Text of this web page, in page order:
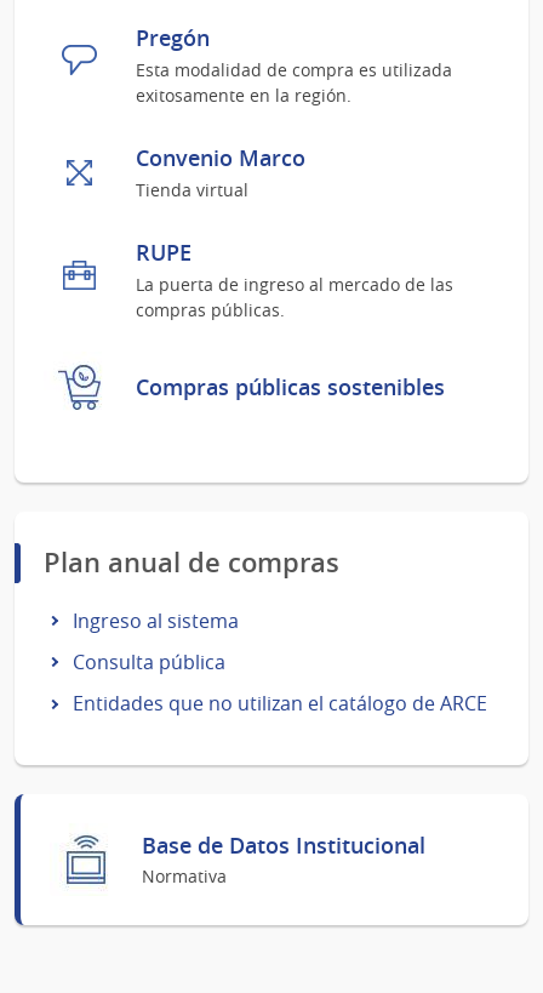
Pregón
Esta modalidad de compra es utilizada
exitosamente en la región.
Convenio Marco
Tienda virtual
RUPE
La puerta de ingreso al mercado de las
compras públicas.
Compras públicas sostenibles
Plan anual de compras
Ingreso al sistema
Consulta pública
Entidades que no utilizan el catálogo de ARCE
Base de Datos Institucional
Normativa